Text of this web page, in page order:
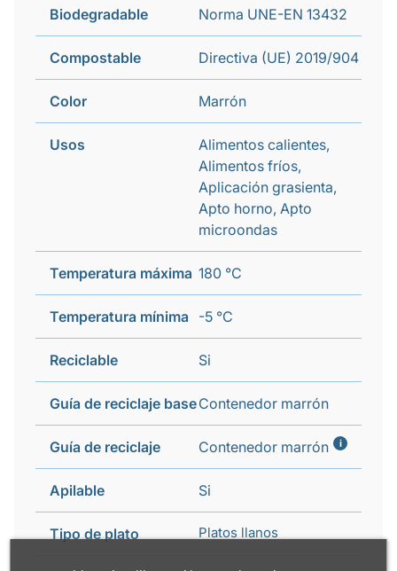
Biodegradable Norma UNE-EN 13432
Compostable Directiva (UE) 2019/904
Color Marrón
Usos
Alimentos calientes,
Alimentos fríos,
Aplicación grasienta,
Apto horno, Apto
microondas
Temperatura máxima 180 °C
Temperatura mínima -5 °C
Reciclable Si
Guía de reciclaje baseContenedor marrón
Guía de reciclaje Contenedor marrón i
Apilable Si
Tipo de plato Platos llanos